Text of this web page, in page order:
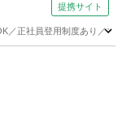
提携サイト
／正社員登用制度あり